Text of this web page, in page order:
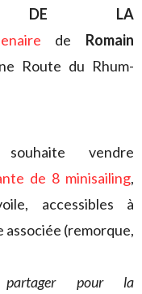
DE LA
de Romain
Route du Rhum-
souhaite
vendre
de 8 minisailing,
accessibles à
(remorque,
pour la